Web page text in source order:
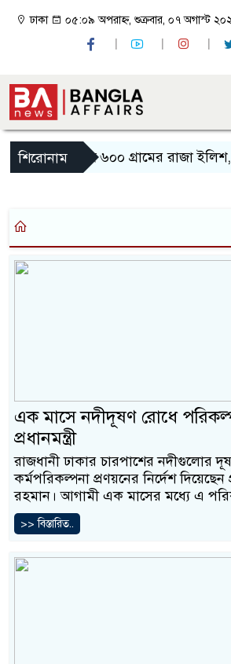
ঢাকা ০৫:০৯ অপরাহ্ন, শুক্রবার, ০৭ অগাস্ট
শিরোনাম
২ কেজি ৬০০ গ্রামের রাজা ইলিশ,
এক মাসে নদীদূষণ রোধে
প্রধানমন্ত্রী
রাজধানী ঢাকার চারপাশের নদীগুলোর
কর্মপরিকল্পনা প্রণয়নের নির্দেশ দিয়েছেন
রহমান। আগামী এক মাসের মধ্যে এ
>> বিস্তারিত..